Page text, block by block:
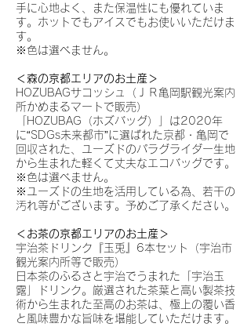
手に心地よく、また保温性にも優れていま
す。ホットでもアイスでもお使いいただけま
す。
※色は選べません。
＜森の京都エリアのお土産＞
HOZUBAGサコッシュ（ＪＲ亀岡駅観光案内
所かめまるマートで販売）
「HOZUBAG（ホズバッグ）」は2020年
に“SDGs未来都市”に選ばれた京都・亀岡で
回収された、ユーズドのパラグライダー生地
から生まれた軽くて丈夫なエコバッグです。
※色は選べません。
※ユーズドの生地を活用している為、若干の
汚れ等がございます。予めご了承ください。
＜お茶の京都エリアのお土産＞
宇治茶ドリンク『玉兎』6本セット（宇治市
観光案内所等で販売）
日本茶のふるさと宇治でうまれた「宇治玉
露」ドリンク。厳選された茶葉と高い製茶技
術から生まれた至高のお茶は、極上の覆い香
と風味豊かな旨味を堪能していただけます。